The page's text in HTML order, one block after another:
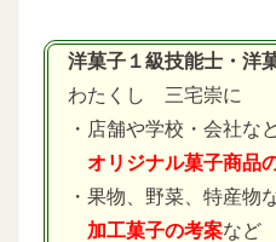
洋菓子１級技能士・洋
わたくし 三宅崇に
・店舗や学校・会社な
オリジナル菓子商品
・果物、野菜、特産物
加工菓子の考案など